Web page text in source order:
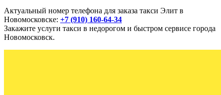
Актуальный номер телефона для заказа такси Элит в
Новомосковске: +7 (910) 160-64-34
Закажите услуги такси в недорогом и быстром сервисе города
Новомосковск.